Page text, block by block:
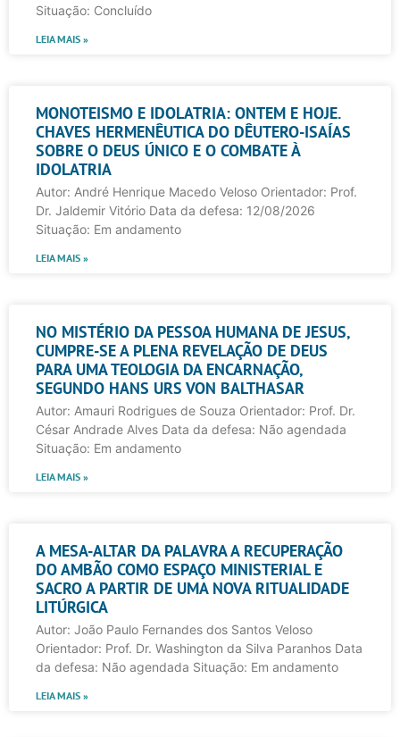
Situação: Concluído
LEIA MAIS »
MONOTEISMO E IDOLATRIA: ONTEM E HOJE.
CHAVES HERMENÊUTICA DO DÊUTERO-ISAÍAS
SOBRE O DEUS ÚNICO E O COMBATE À
IDOLATRIA
Autor: André Henrique Macedo Veloso Orientador: Prof.
Dr. Jaldemir Vitório Data da defesa: 12/08/2026
Situação: Em andamento
LEIA MAIS »
NO MISTÉRIO DA PESSOA HUMANA DE JESUS,
CUMPRE-SE A PLENA REVELAÇÃO DE DEUS
PARA UMA TEOLOGIA DA ENCARNAÇÃO,
SEGUNDO HANS URS VON BALTHASAR
Autor: Amauri Rodrigues de Souza Orientador: Prof. Dr.
César Andrade Alves Data da defesa: Não agendada
Situação: Em andamento
LEIA MAIS »
A MESA-ALTAR DA PALAVRA A RECUPERAÇÃO
DO AMBÃO COMO ESPAÇO MINISTERIAL E
SACRO A PARTIR DE UMA NOVA RITUALIDADE
LITÚRGICA
Autor: João Paulo Fernandes dos Santos Veloso
Orientador: Prof. Dr. Washington da Silva Paranhos Data
da defesa: Não agendada Situação: Em andamento
LEIA MAIS »